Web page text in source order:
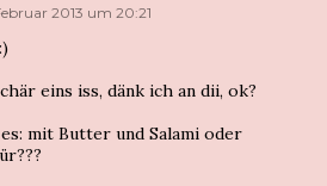
2013 um 20:21
eins iss, dänk ich an dii, ok?
mit Butter und Salami oder